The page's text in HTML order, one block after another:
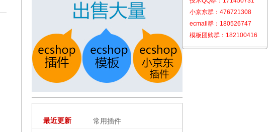
最近更新 常用插件
小京东群： 476721308
ecmall群： 180526747
模板团购群： 182100416